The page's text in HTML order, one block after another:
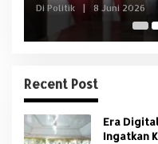
Di Politik 8 Juni 2026
Recent Post
Era
Ingatkan